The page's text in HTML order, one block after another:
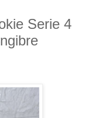
Serie 4